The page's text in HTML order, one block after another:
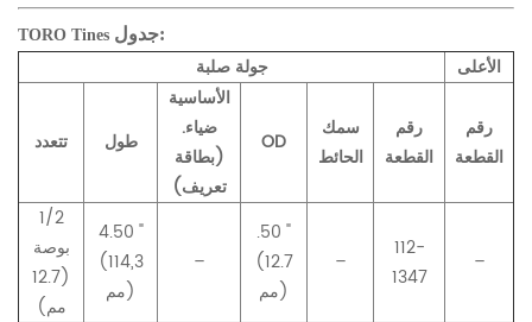
TORO Tines جدول:
جولة صلبة الأعلى
تتعدد طول
الأساسية
ضياء.
(بطاقة
تعريف)
OD
سمك
الحائط
رقم
القطعة
رقم
القطعة
1/2
بوصة
(12.7
مم)
4.50 "
(114,3
مم)
–
.50 "
(12.7
مم)
–
112-
1347
–